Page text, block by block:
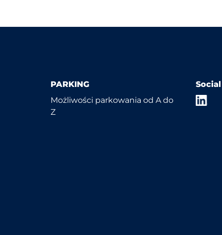
PARKING
Możliwości parkowania od A do
Z